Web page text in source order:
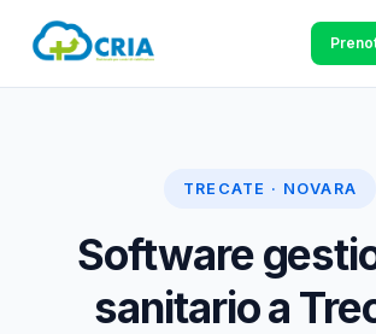
TRECATE · NOVARA
Software
sanitario a